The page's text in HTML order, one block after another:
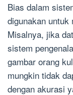
Bias dalam
digunakan untuk
Misalnya, jika
sistem
gambar orang
mungkin tidak
dengan akurasi